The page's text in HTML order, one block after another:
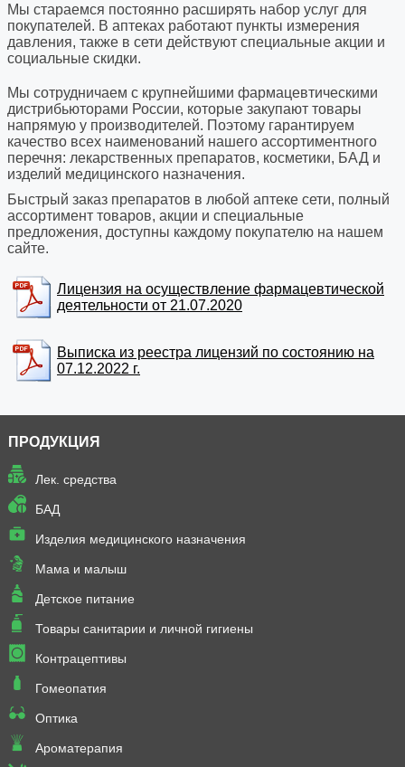
Мы стараемся постоянно расширять набор услуг для
покупателей. В аптеках работают пункты измерения
давления, также в сети действуют специальные акции и
социальные скидки.
Мы сотрудничаем с крупнейшими фармацевтическими
дистрибьюторами России, которые закупают товары
напрямую у производителей. Поэтому гарантируем
качество всех наименований нашего ассортиментного
перечня: лекарственных препаратов, косметики, БАД и
изделий медицинского назначения.
Быстрый заказ препаратов в любой аптеке сети, полный
ассортимент товаров, акции и специальные
предложения, доступны каждому покупателю на нашем
сайте.
Лицензия на осуществление фармацевтической
деятельности от 21.07.2020
Выписка из реестра лицензий по состоянию на
07.12.2022 г.
ПРОДУКЦИЯ
Лек. средства
БАД
Изделия медицинского назначения
Мама и малыш
Детское питание
Товары санитарии и личной гигиены
Контрацептивы
Гомеопатия
Оптика
Ароматерапия